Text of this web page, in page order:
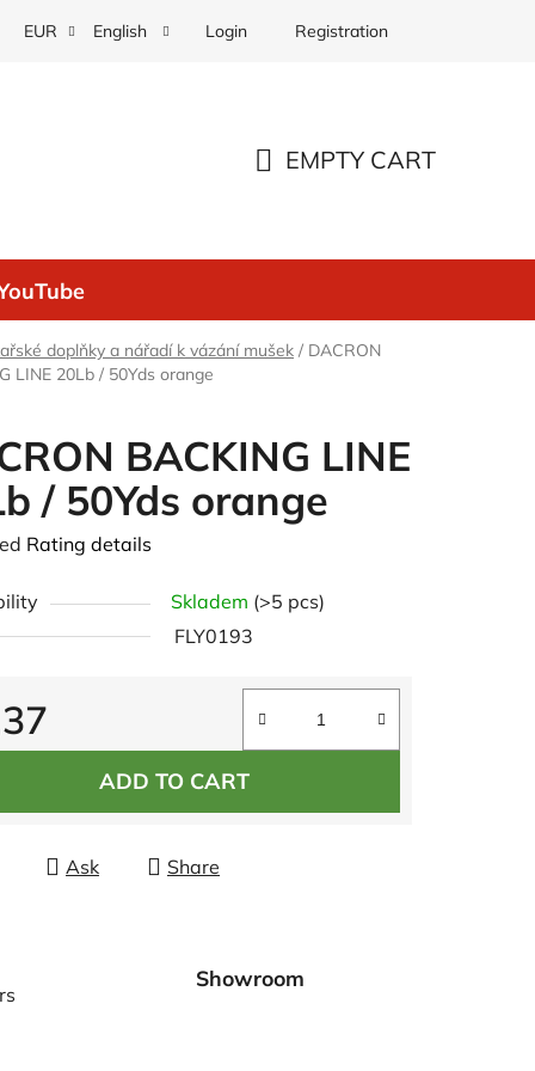
EUR English Login Registration
EMPTY CART
doplňky a nářadí k vázání mušek / DACRON
LINE 20Lb / 50Yds orange
BACKING LINE
/ 50Yds orange
Rating details
Skladem (>5 pcs)
FLY0193
price:
ADD TO CART
Ask Share
Showroom